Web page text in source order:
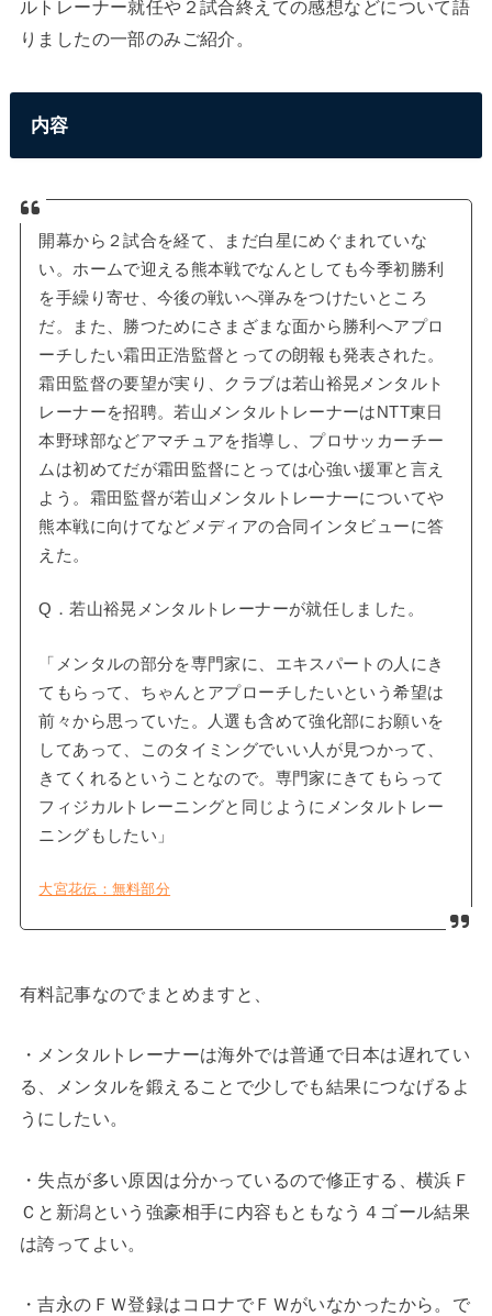
ルトレーナー就任や２試合終えての感想などについて語
りましたの一部のみご紹介。
内容
開幕から２試合を経て、まだ白星にめぐまれていな
い。ホームで迎える熊本戦でなんとしても今季初勝利
を手繰り寄せ、今後の戦いへ弾みをつけたいところ
だ。また、勝つためにさまざまな面から勝利へアプロ
ーチしたい霜田正浩監督とっての朗報も発表された。
霜田監督の要望が実り、クラブは若山裕晃メンタルト
レーナーを招聘。若山メンタルトレーナーはNTT東日
本野球部などアマチュアを指導し、プロサッカーチー
ムは初めてだが霜田監督にとっては心強い援軍と言え
よう。霜田監督が若山メンタルトレーナーについてや
熊本戦に向けてなどメディアの合同インタビューに答
えた。
Q．若山裕晃メンタルトレーナーが就任しました。
「メンタルの部分を専門家に、エキスパートの人にき
てもらって、ちゃんとアプローチしたいという希望は
前々から思っていた。人選も含めて強化部にお願いを
してあって、このタイミングでいい人が見つかって、
きてくれるということなので。専門家にきてもらって
フィジカルトレーニングと同じようにメンタルトレー
ニングもしたい」
大宮花伝：無料部分
有料記事なのでまとめますと、
・メンタルトレーナーは海外では普通で日本は遅れてい
る、メンタルを鍛えることで少しでも結果につなげるよ
うにしたい。
・失点が多い原因は分かっているので修正する、横浜Ｆ
Ｃと新潟という強豪相手に内容もともなう４ゴール結果
は誇ってよい。
・吉永のＦＷ登録はコロナでＦＷがいなかったから。で